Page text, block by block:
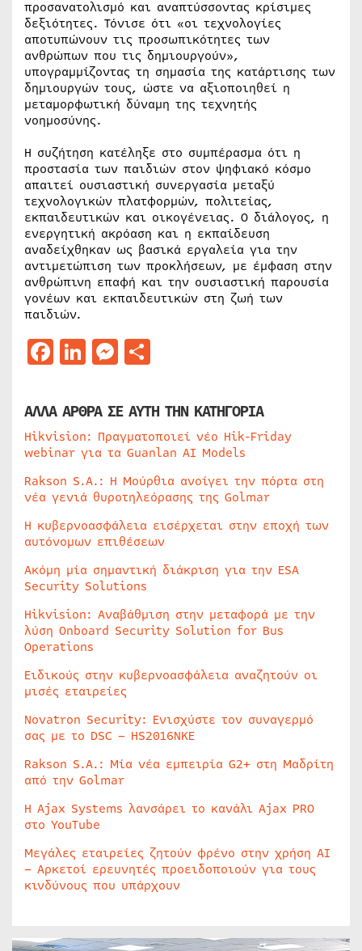
προσανατολισμό και αναπτύσσοντας κρίσιμες
δεξιότητες. Τόνισε ότι «οι τεχνολογίες
αποτυπώνουν τις προσωπικότητες των
ανθρώπων που τις δημιουργούν»,
υπογραμμίζοντας τη σημασία της κατάρτισης των
δημιουργών τους, ώστε να αξιοποιηθεί η
μεταμορφωτική δύναμη της τεχνητής
νοημοσύνης.
Η συζήτηση κατέληξε στο συμπέρασμα ότι η
προστασία των παιδιών στον ψηφιακό κόσμο
απαιτεί ουσιαστική συνεργασία μεταξύ
τεχνολογικών πλατφορμών, πολιτείας,
εκπαιδευτικών και οικογένειας. Ο διάλογος, η
ενεργητική ακρόαση και η εκπαίδευση
αναδείχθηκαν ως βασικά εργαλεία για την
αντιμετώπιση των προκλήσεων, με έμφαση στην
ανθρώπινη επαφή και την ουσιαστική παρουσία
γονέων και εκπαιδευτικών στη ζωή των
παιδιών.
Facebook
LinkedIn
Messenger
ΑΛΛΑ ΑΡΘΡΑ ΣΕ ΑΥΤΗ ΤΗΝ ΚΑΤΗΓΟΡΙΑ
Hikvision: Πραγματοποιεί νέο Hik-Friday
webinar για τα Guanlan AI Models
Rakson S.A.: Η Μούρθια ανοίγει την πόρτα στη
νέα γενιά θυροτηλεόρασης της Golmar
Η κυβερνοασφάλεια εισέρχεται στην εποχή των
αυτόνομων επιθέσεων
Ακόμη μία σημαντική διάκριση για την ESA
Security Solutions
Hikvision: Αναβάθμιση στην μεταφορά με την
λύση Onboard Security Solution for Bus
Operations
Ειδικούς στην κυβερνοασφάλεια αναζητούν οι
μισές εταιρείες
Novatron Security: Ενισχύστε τον συναγερμό
σας με το DSC – HS2016NKE
Rakson S.A.: Μία νέα εμπειρία G2+ στη Μαδρίτη
από την Golmar
Η Ajax Systems λανσάρει το κανάλι Ajax PRO
στο YouTube
Μεγάλες εταιρείες ζητούν φρένο στην χρήση AI
– Αρκετοί ερευνητές προειδοποιούν για τους
κινδύνους που υπάρχουν